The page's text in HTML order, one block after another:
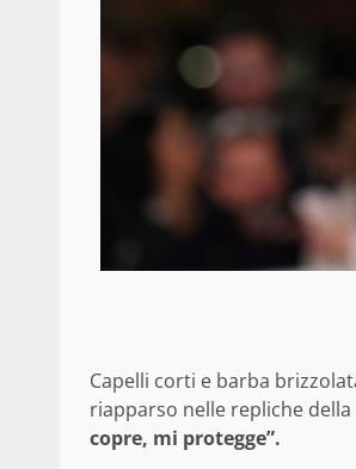
Capelli corti e barba
riapparso nelle repliche
copre, mi protegge”.